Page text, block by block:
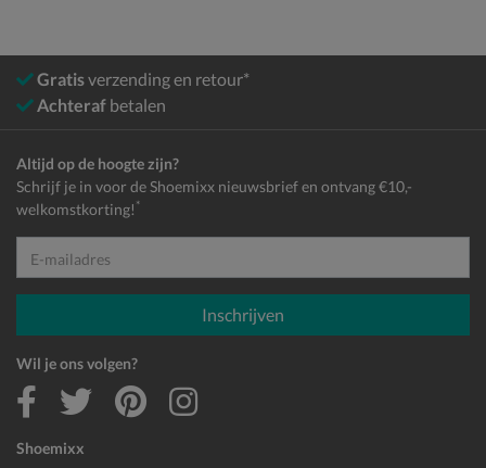
Gratisverzending en retour*
Achteraf betalen
Shoemixx
Altijd op de hoogte zijn?
Schrijf je in voor de Shoemixx nieuwsbrief en ontvang €10,-
welkomstkorting! *
E-mailadres
Inschrijven
Wil je ons volgen?